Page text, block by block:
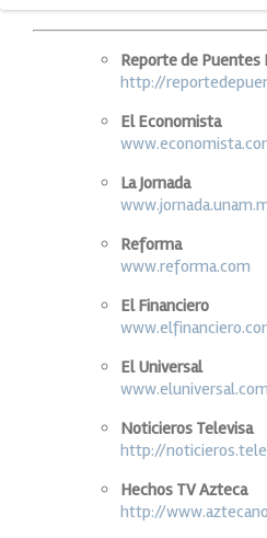
Reporte de Puentes
http://
El Economista
La Jornada
Reforma
www.reforma.com
El Financiero
El Universal
Noticieros Televisa
http://
Hechos TV Azteca
http://